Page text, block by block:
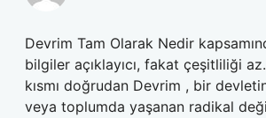
Devrim Tam Olarak Nedir
bilgiler açıklayıcı, fakat çeşitliliği
kısmı doğrudan Devrim , bir
veya toplumda yaşanan radikal